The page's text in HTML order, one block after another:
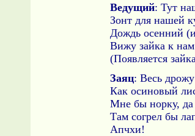
Ведущий: Тут
Зонт для нашей
Дождь осенний
Вижу зайка к
(Появляется
Заяц: Весь
Как осиновый
Мне бы норку,
Там согрел бы
Апчхи!